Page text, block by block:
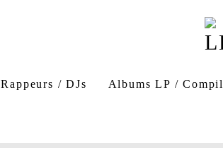
Rappeurs / DJs Albums LP /